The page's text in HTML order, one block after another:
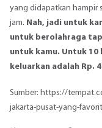
yang didapatkan hampir
jam. Nah, jadi untuk
untuk berolahraga
untuk kamu. Untuk 10
keluarkan adalah Rp.
Sumber: https://
jakarta-pusat-yang-